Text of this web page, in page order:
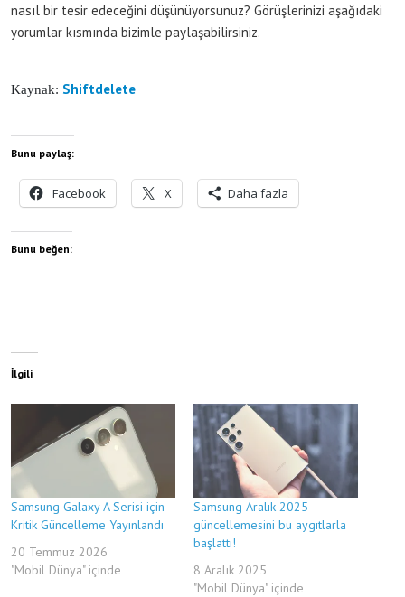
nasıl bir tesir edeceğini düşünüyorsunuz? Görüşlerinizi aşağıdaki
yorumlar kısmında bizimle paylaşabilirsiniz.
Kaynak: Shiftdelete
Bunu paylaş:
Facebook X Daha fazla
Bunu beğen:
İlgili
Samsung Galaxy A Serisi için
Kritik Güncelleme Yayınlandı
20 Temmuz 2026
"Mobil Dünya" içinde
Samsung Aralık 2025
güncellemesini bu aygıtlarla
başlattı!
8 Aralık 2025
"Mobil Dünya" içinde